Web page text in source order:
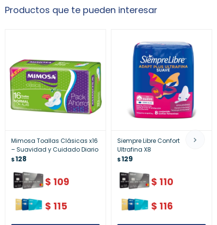
Productos que te pueden interesar
Mimosa Toallas Clásicas x16
– Suavidad y Cuidado Diario
$128
$ 109
$ 115
Siempre Libre Confort
Ultrafina X8
$129
$ 110
$ 116